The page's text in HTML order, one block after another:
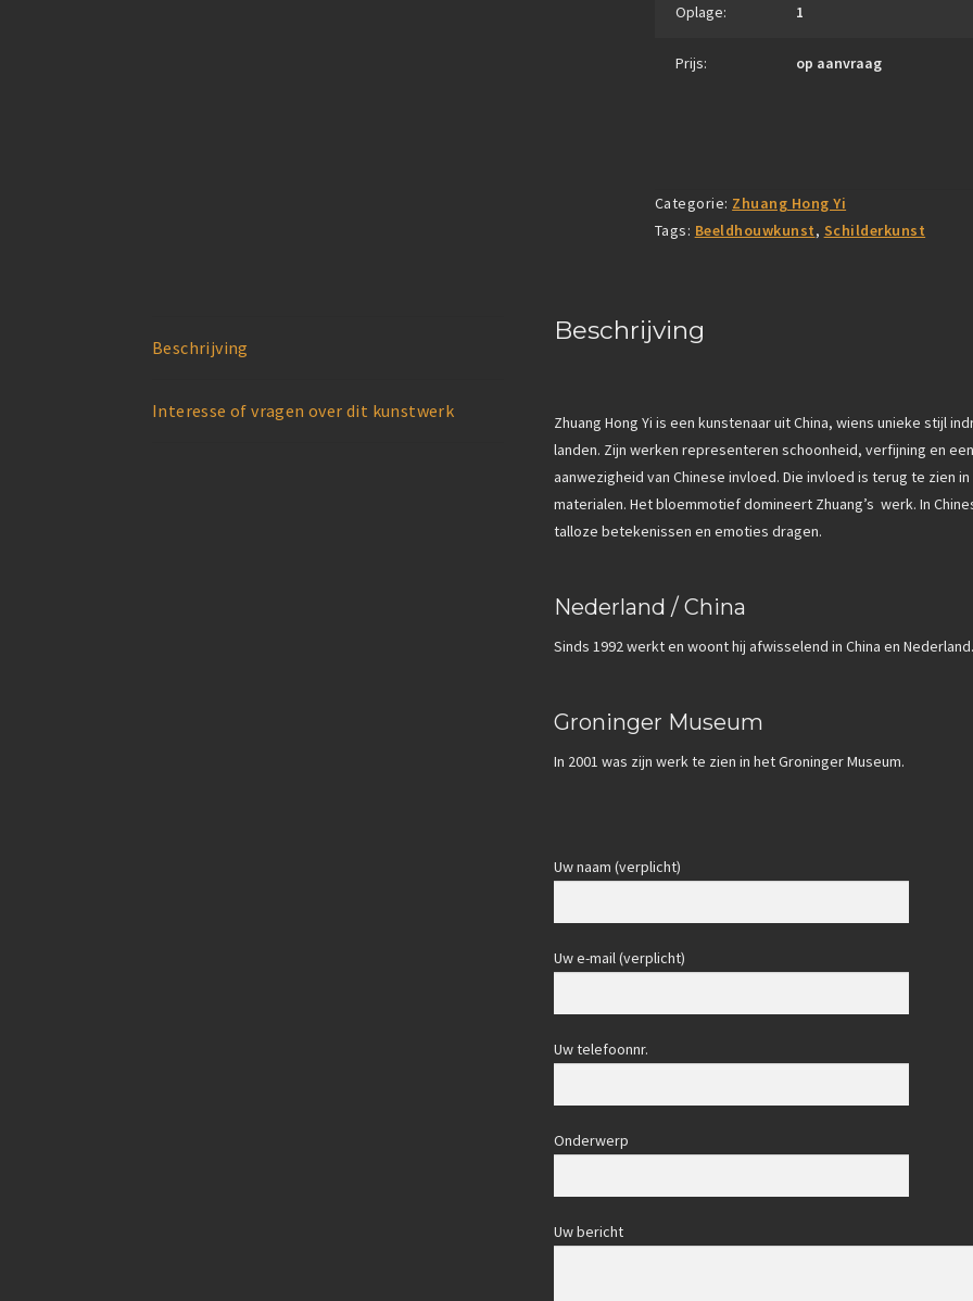
Oplage: 1
Prijs: op aanvraag
Categorie: Zhuang Hong Yi
Tags: Beeldhouwkunst, Schilderkunst
Beschrijving
Interesse of vragen over dit kunstwerk
Beschrijving
Zhuang Hong Yi is een kunstenaar uit China, wiens unieke stijl
landen. Zijn werken representeren schoonheid, verfijning en
aanwezigheid van Chinese invloed. Die invloed is terug te zien
materialen. Het bloemmotief domineert Zhuang’s werk. In
talloze betekenissen en emoties dragen.
Nederland / China
Sinds 1992 werkt en woont hij afwisselend in China en Nederland.
Groninger Museum
In 2001 was zijn werk te zien in het Groninger Museum.
Uw naam (verplicht)
Uw e-mail (verplicht)
Uw telefoonnr.
Onderwerp
Uw bericht